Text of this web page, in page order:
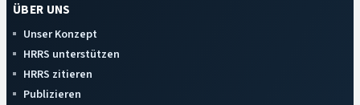
ÜBER UNS
Unser Konzept
HRRS unterstützen
HRRS zitieren
Publizieren